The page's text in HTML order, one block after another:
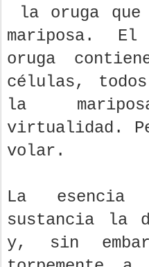
la oruga que
mariposa.
oruga
células,
la
virtualidad.
volar.
La esencia
sustancia la
y, sin